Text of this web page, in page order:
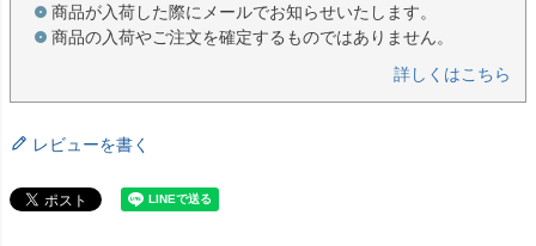
商品が入荷した際にメールでお知らせいたします。
商品の入荷やご注文を確定するものではありません。
詳しくはこちら
レビューを書く